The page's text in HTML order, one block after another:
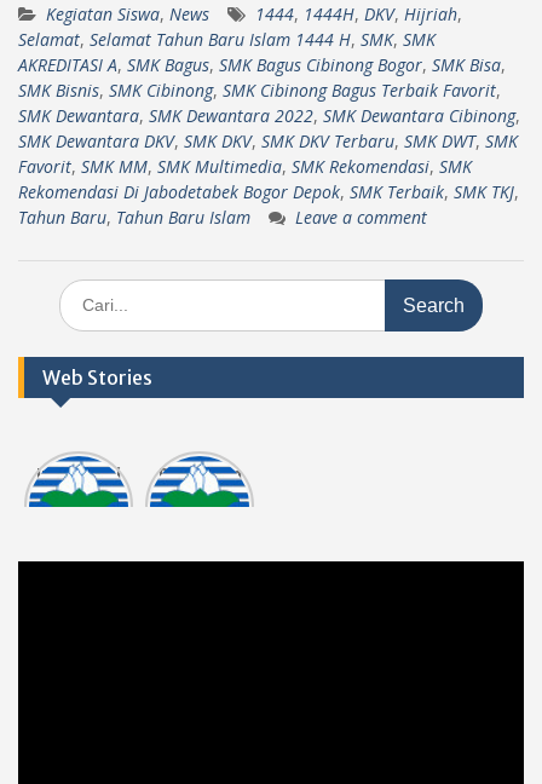
Kegiatan Siswa, News 1444, 1444H, DKV, Hijriah,
Selamat, Selamat Tahun Baru Islam 1444 H, SMK, SMK
AKREDITASI A, SMK Bagus, SMK Bagus Cibinong Bogor, SMK Bisa,
SMK Bisnis, SMK Cibinong, SMK Cibinong Bagus Terbaik Favorit,
SMK Dewantara, SMK Dewantara 2022, SMK Dewantara Cibinong,
SMK Dewantara DKV, SMK DKV, SMK DKV Terbaru, SMK DWT, SMK
Favorit, SMK MM, SMK Multimedia, SMK Rekomendasi, SMK
Rekomendasi Di Jabodetabek Bogor Depok, SMK Terbaik, SMK TKJ,
Tahun Baru, Tahun Baru Islam Leave a comment
Search
for:
Web Stories
Informasi
Dokumen
tasi